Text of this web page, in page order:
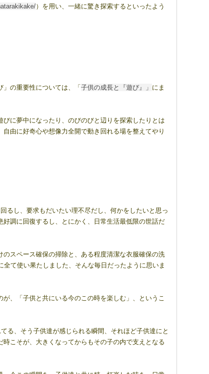
）を用い、一緒に驚き探索するといったよう
」の重要性については、「子供の成長と『遊び』」 にま
に夢中になったり、のびのびと辺りを探索したりとは
由に好奇心や想像力全開で動き回れる場を整えてやり
るし、要求もだいたい理不尽だし、何かをしたいと思っ
調に回復するし、とにかく、日常生活最低限の世話だ
スペース確保の掃除と、ある程度清潔な衣服確保の洗
て使い果たしました、そんな毎日だったように思いま
、「子供と共にいる今のこの時を楽しむ」、というこ
る、そう子供達が感じられる瞬間、それほど子供達にと
こそが、大きくなってからもその子の内で支えとなる